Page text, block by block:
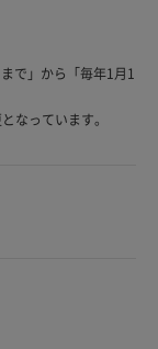
で」から「毎年1月1
なっています。